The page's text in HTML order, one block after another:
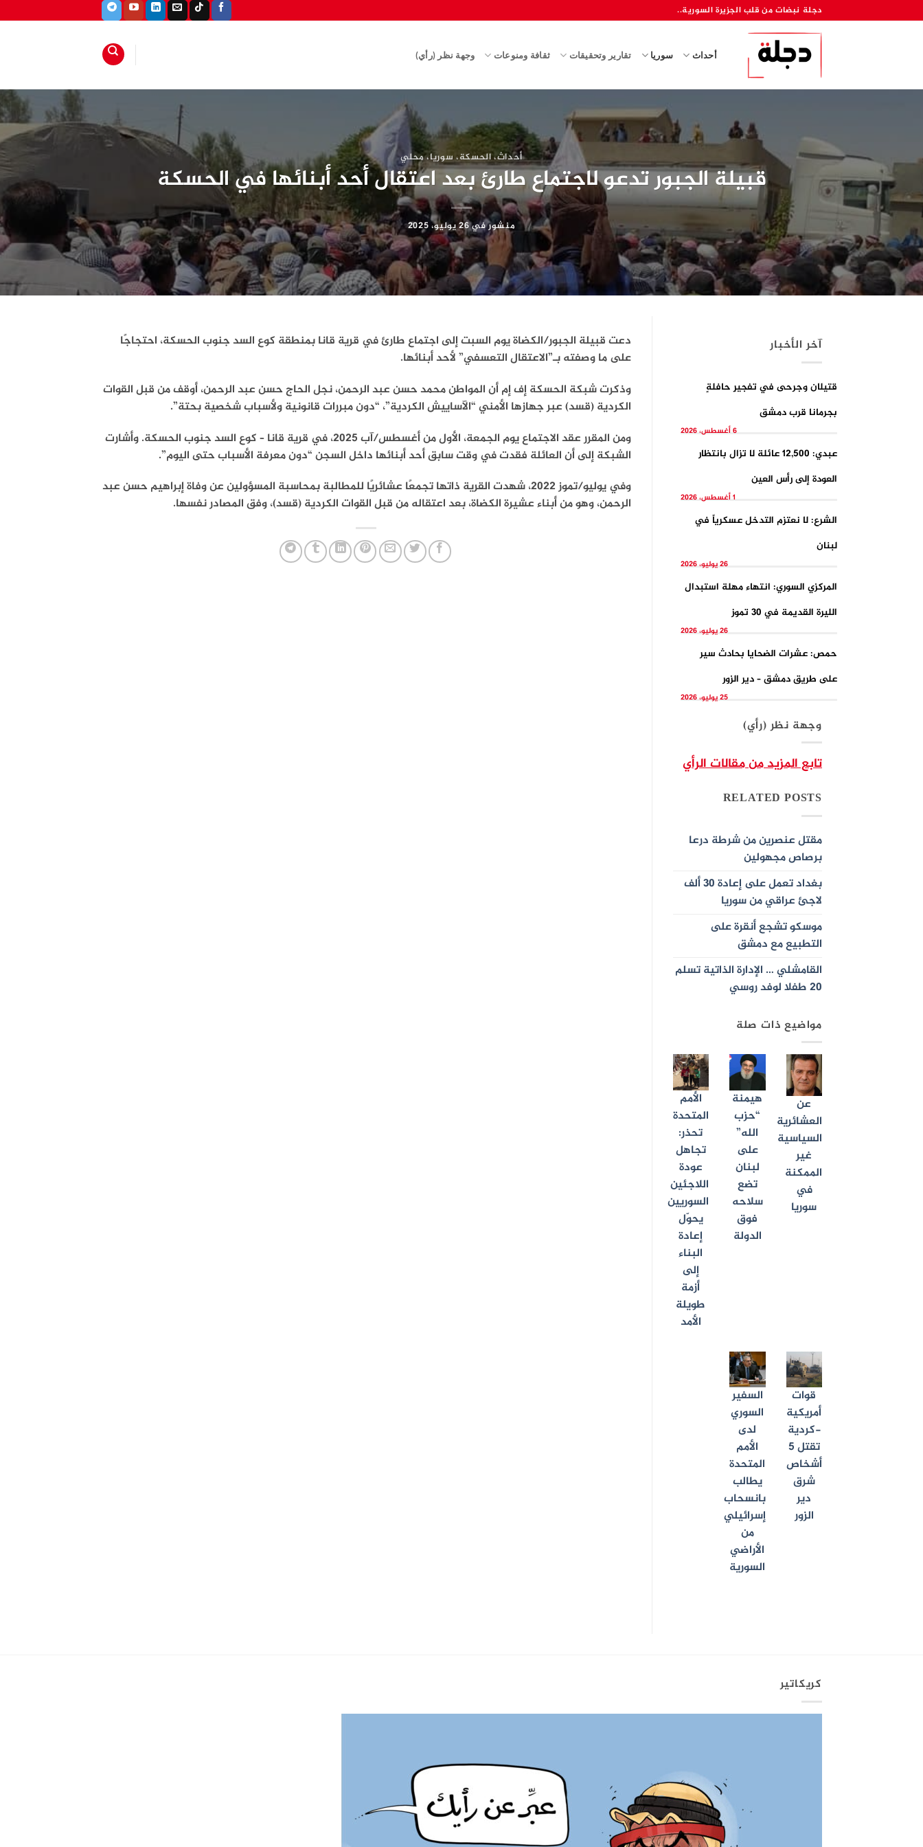
للمحتوى
دجلة نبضات من قلب الجزيرة السورية..
أحداث سوريا تقارير وتحقيقات ثقافة ومنوعات وجهة نظر (رأي)
أحداث،الحسكة،سوريا،محلي
قبيلة الجبور تدعو لاجتماع طارئ بعد اعتقال أحد أبنائها في الحسكة
منشور في26 يوليو، 2025
آخر الأخبار
قتيلان وجرحى في تفجيرِ حافلةٍ
بجرمانا قرب دمشق
6 أغسطس، 2026
عبدي: 12,500 عائلة لا تزال بانتظار
العودة إلى رأس العين
1 أغسطس، 2026
الشرع: لا نعتزم التدخل عسكرياً في
لبنان
26 يوليو، 2026
المركزي السوري: انتهاء مهلة استبدال
الليرة القديمة في 30 تموز
26 يوليو، 2026
حمص: عشرات الضحايا بحادث سير
على طريق دمشق – دير الزور
25 يوليو، 2026
وجهة نظر (رأي)
تابع المزيد من مقالات الرأي
RELATED POSTS
مقتل عنصرين من شرطة درعا
برصاص مجهولين
بغداد تعمل على إعادة 30 ألف
لاجئ عراقي من سوريا
موسكو تشجع أنقرة على
التطبيع مع دمشق
القامشلي … الإدارة الذاتية تسلم
٢٠ طفلا لوفد روسي
مواضيع ذات صلة
عن
العشائرية
السياسية
غير
الممكنة
في
سوريا
هيمنة
“حزب
الله”
على
لبنان
تضع
سلاحه
فوق
الدولة
الأمم
المتحدة
تحذر:
تجاهل
عودة
اللاجئين
السوريين
يحوّل
إعادة
البناء
إلى
أزمة
طويلة
الأمد
قوات
أمريكية
-كردية
تقتل 5
أشخاص
شرق
دير
الزور
السفير
السوري
لدى
الأمم
المتحدة
يطالب
بانسحاب
إسرائيلي
من
الأراضي
السورية
دعت قبيلة الجبور/الكضاة يوم السبت إلى اجتماع طارئ في قرية قانا بمنطقة كوع السد جنوب الحسكة، احتجاجًا
على ما وصفته بـ”الاعتقال التعسفي” لأحد أبنائها.
وذكرت شبكة الحسكة إف إم أن المواطن محمد حسن عبد الرحمن، نجل الحاج حسن عبد الرحمن، أوقف من قبل القوات
الكردية (قسد) عبر جهازها الأمني “الآساييش الكردية”، “دون مبررات قانونية ولأسباب شخصية بحتة”.
ومن المقرر عقد الاجتماع يوم الجمعة، الأول من أغسطس/آب 2025، في قرية قانا – كوع السد جنوب الحسكة. وأشارت
الشبكة إلى أن العائلة فقدت في وقت سابق أحد أبنائها داخل السجن “دون معرفة الأسباب حتى اليوم”.
وفي يوليو/تموز 2022، شهدت القرية ذاتها تجمعًا عشائريًا للمطالبة بمحاسبة المسؤولين عن وفاة إبراهيم حسن عبد
الرحمن، وهو من أبناء عشيرة الكضاة، بعد اعتقاله من قبل القوات الكردية (قسد)، وفق المصادر نفسها.
كريكاتير